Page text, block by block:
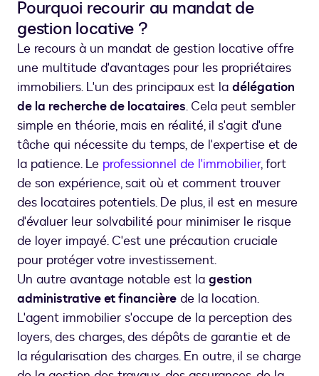
Pourquoi recourir au mandat de
gestion locative ?
Le recours à un mandat de gestion locative offre
une multitude d'avantages pour les propriétaires
immobiliers. L'un des principaux est la délégation
de la recherche de locataires. Cela peut sembler
simple en théorie, mais en réalité, il s'agit d'une
tâche qui nécessite du temps, de l'expertise et de
la patience. Le professionnel de l'immobilier, fort
de son expérience, sait où et comment trouver
des locataires potentiels. De plus, il est en mesure
d'évaluer leur solvabilité pour minimiser le risque
de loyer impayé. C'est une précaution cruciale
pour protéger votre investissement.
Un autre avantage notable est la gestion
administrative et financière de la location.
L'agent immobilier s'occupe de la perception des
loyers, des charges, des dépôts de garantie et de
la régularisation des charges. En outre, il se charge